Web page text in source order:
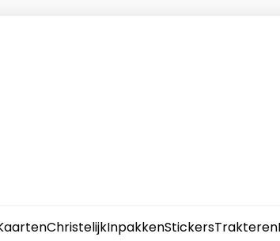
ChristelijkInpakkenStickersTrakteren